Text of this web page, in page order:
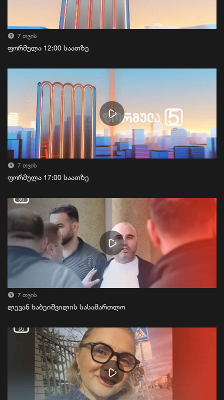
7 თვის
ფორმულა 12:00 საათზე
7 თვის
ფორმულა 17:00 საათზე
7 თვის
ლევან ხაბეიშვილის სასამართლო